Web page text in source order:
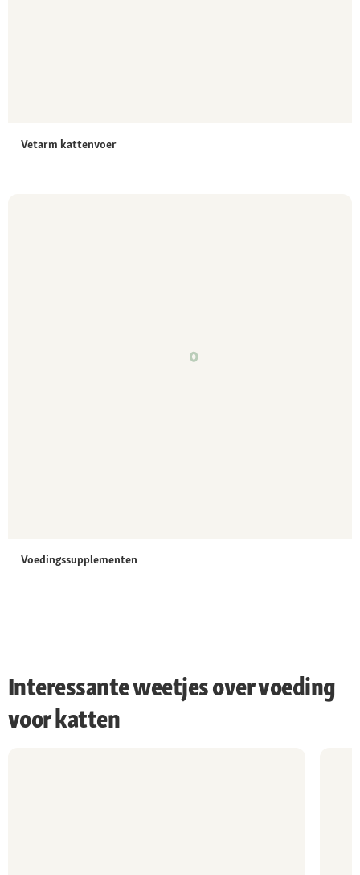
Vetarm kattenvoer
Voedingssupplementen
Interessante weetjes over voeding
voor katten